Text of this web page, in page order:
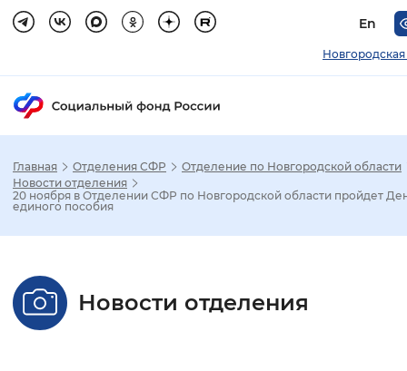
En
Новгородская
Стандартный Увеличенный
Главная Отделения СФР
Отделение по Новгородской области
Новости отделения
20 ноября в Отделении СФР по Новгородской области пройдет
единого пособия
Новости отделения